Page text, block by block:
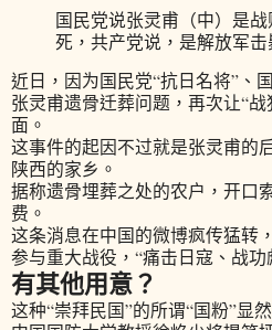
国民党说张灵甫（中）是
死，共产党说，是解放军击
近日，因为国民党“抗日名将”、
张灵甫遗骨迁葬问题，再次让“
面。
这事件的起因不过就是张灵甫的
陕西的家乡。
据称遗骨埋葬之处的农户，开口
费。
这条消息在中国的微博疯传猛转
参与重大战役，“痛击日寇、战功
有其他用意？
这种“崇拜民国”的所谓“国粉”显